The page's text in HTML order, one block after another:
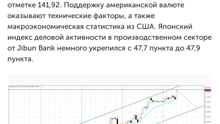
отметке 141,92. Поддержку американской валюте
оказывают технические факторы, а также
макроэкономическая статистика из США. Японский
индекс деловой активности в производственном секторе
от Jibun Bank немного укрепился с 47,7 пункта до 47,9
пункта.